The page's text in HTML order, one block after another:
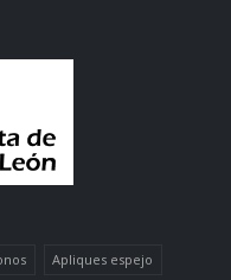
Apliques espejo